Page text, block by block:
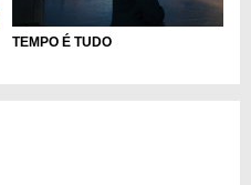
TEMPO É TUDO